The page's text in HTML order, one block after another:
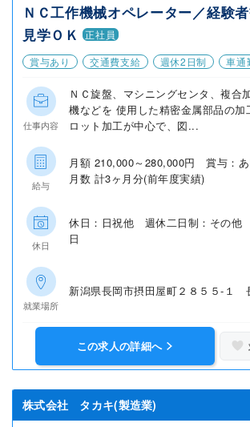
ＮＣ工作機械オペレーター／経験
見学ＯＫ
正社員
賞与あり
交通費支給 週休2日制 車通
仕事内容
ＮＣ旋盤、マシニングセンタ、複合
機などを 使用した精密金属部品の
ロット加工が中心で、図...
給与
月額 210,000～280,000円 賞与
月数 計3ヶ月分(前年度実績)
休日
休日：日祝他 週休二日制：その他
日
就業場所
新潟県長岡市摂田屋町２８５５‐１
この求人の詳細へ
株式会社 タカキ(製造業)